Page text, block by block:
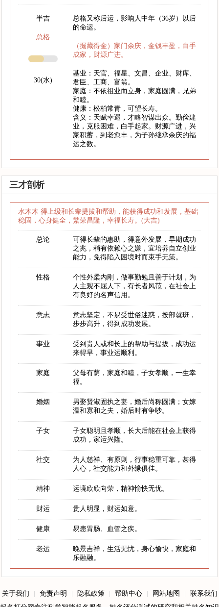
半吉
总格
30(水)
总格又称后运，影响人中年（36岁）以后
的命运。
（掘藏得金）家门余庆，金钱丰盈，白手
成家，财源广进。
基业：天官、福星、文昌、企业、财库、
君臣、工商、富翁。
家庭：不依祖业而立身，家庭圆满，兄弟
和睦。
健康：松柏常青，可望长寿。
含义：天赋幸遇，才略智谋出众。勤俭建
业，克服困难，白手起家。财源广进，兴
家积蓄，到老愈丰，为子孙继承余庆的福
运之数。
三才剖析
水木木 得上级和长辈提拔和帮助，能获得成功和发展，基础
稳固，心身健全，繁荣昌隆，幸福长寿。(大吉)
总论
可得长辈的惠助，得意外发展，早期成功
之兆，稍有依赖心之嫌，宜培养自立创业
能力，免得陷入困境时而束手无策。
性格
个性外柔内刚，做事勤勉且善于计划，为
人主观不屈人下，有长者风范，在社会上
有良好的名声信用。
意志
意志坚定，不易受世俗迷惑，按部就班，
步步高升，得到成功发展。
事业
受到贵人或和长上的帮助与提拔，成功运
来得早，事业运顺利。
家庭
父母有荫，家庭和睦，子女孝顺，一生幸
福。
婚姻
男娶贤淑固执之妻，婚后尚称圆满；女嫁
温和寡和之夫，婚后时有争吵。
子女
子女聪明且孝顺，长大后能在社会上获得
成功，家运兴隆。
社交
为人慈祥、有原则，行事稳重可靠，甚得
人心，社交能力和外缘俱佳。
精神 运境欣欣向荣，精神愉快无忧。
财运 贵人明显，财运如意。
健康 易患胃肠、血管之疾。
老运
晚景吉祥，生活无忧，身心愉快，家庭和
乐融融。
关于我们 免责声明 隐私政策 帮助中心 网站地图
联系我们